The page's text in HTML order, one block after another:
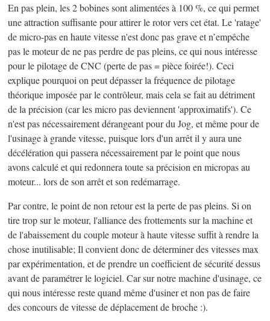
En pas plein, les 2 bobines sont alimentées à 100 %, ce qui permet
une attraction suffisante pour attirer le rotor vers cet état. Le 'ratage'
de micro-pas en haute vitesse n'est donc pas grave et n’empêche
pas le moteur de ne pas perdre de pas pleins, ce qui nous intéresse
pour le pilotage de CNC (perte de pas = pièce foirée!). Ceci
explique pourquoi on peut dépasser la fréquence de pilotage
théorique imposée par le contrôleur, mais cela se fait au détriment
de la précision (car les micro pas deviennent 'approximatifs'). Ce
n'est pas nécessairement dérangeant pour du Jog, et même pour de
l'usinage à grande vitesse, puisque lors d'un arrêt il y aura une
décélération qui passera nécessairement par le point que nous
avons calculé et qui redonnera toute sa précision en micropas au
moteur... lors de son arrêt et son redémarrage.
Par contre, le point de non retour est la perte de pas pleins. Si on
tire trop sur le moteur, l'alliance des frottements sur la machine et
de l'abaissement du couple moteur à haute vitesse suffit à rendre la
chose inutilisable; Il convient donc de déterminer des vitesses max
par expérimentation, et de prendre un coefficient de sécurité dessus
avant de paramétrer le logiciel. Car sur notre machine d'usinage, ce
qui nous intéresse reste quand même d'usiner et non pas de faire
des concours de vitesse de déplacement de broche :).